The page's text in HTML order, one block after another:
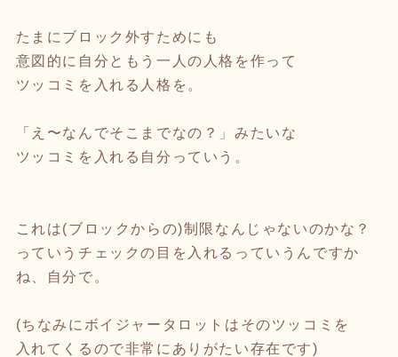
たまにブロック外すためにも
意図的に自分ともう一人の人格を作って
ツッコミを入れる人格を。
「え〜なんでそこまでなの？」みたいな
ツッコミを入れる自分っていう。
これは(ブロックからの)制限なんじゃないのかな？
っていうチェックの目を入れるっていうんですか
ね、自分で。
(ちなみにボイジャータロットはそのツッコミを
入れてくるので非常にありがたい存在です)